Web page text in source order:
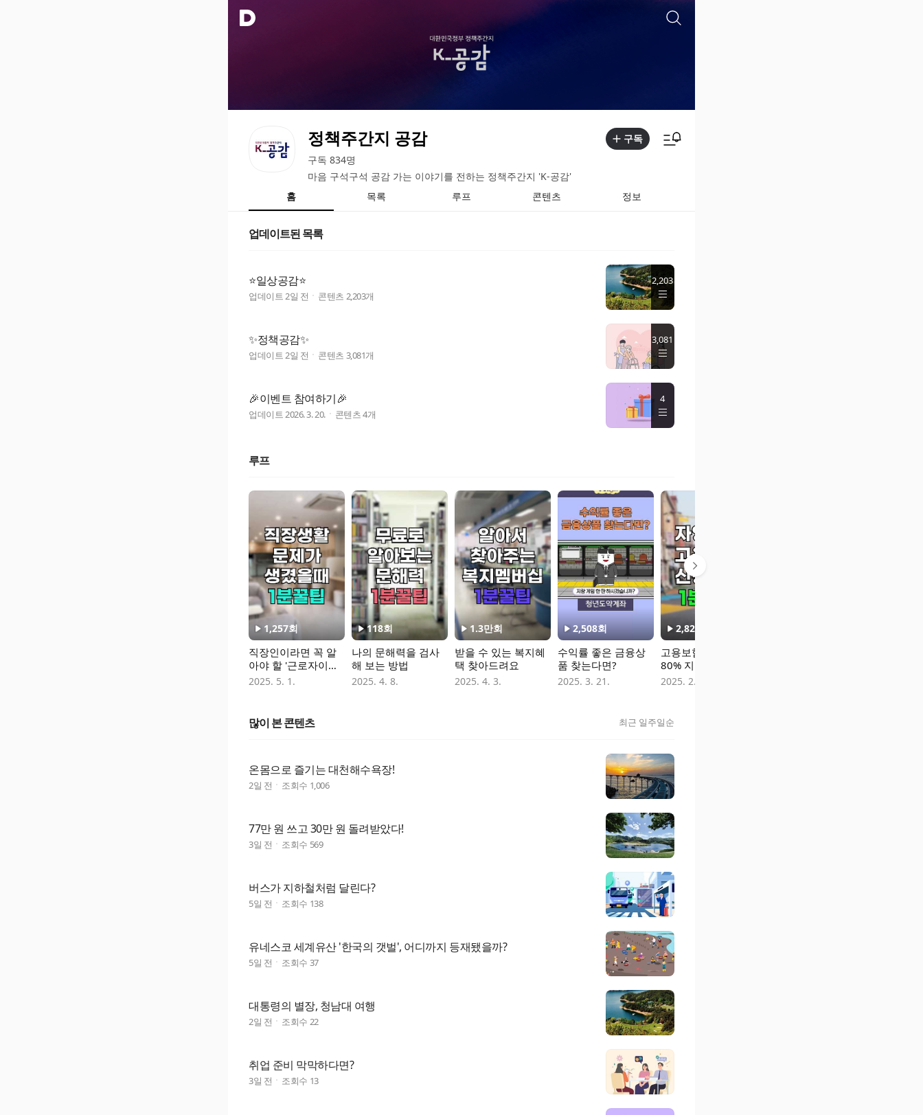
정책주간지 공감
구독 834명
마음 구석구석 공감 가는 이야기를 전하는 정책주간지 'K-공감'
구독
홈 목록 루프 콘텐츠 정보
업데이트된 목록
2,203
⭐일상공감⭐
업데이트2일 전 콘텐츠 2,203개
3,081
✨정책공감✨
업데이트2일 전 콘텐츠 3,081개
4
🎉이벤트 참여하기🎉
업데이트2026. 3. 20. 콘텐츠4개
루프
1,257회
직장인이라면 꼭 알
아야 할 '근로자이음
센터'
2025. 5. 1.
118회
나의 문해력을 검사
해 보는 방법
2025. 4. 8.
1.3만회
받을 수 있는 복지혜
택 찾아드려요
2025. 4. 3.
2,508회
수익률 좋은 금융상
품 찾는다면?
2025. 3. 21.
2,826
고용보험료 최대
80% 지원받는 꿀팁
2025. 2. 18.
많이 본 콘텐츠 최근 일주일순
온몸으로 즐기는 대천해수욕장!
2일 전 조회수 1,006
77만 원 쓰고 30만 원 돌려받았다!
3일 전 조회수 569
버스가 지하철처럼 달린다?
5일 전 조회수 138
유네스코 세계유산 '한국의 갯벌', 어디까지 등재됐을까?
5일 전 조회수 37
대통령의 별장, 청남대 여행
2일 전 조회수 22
취업 준비 막막하다면?
3일 전 조회수 13